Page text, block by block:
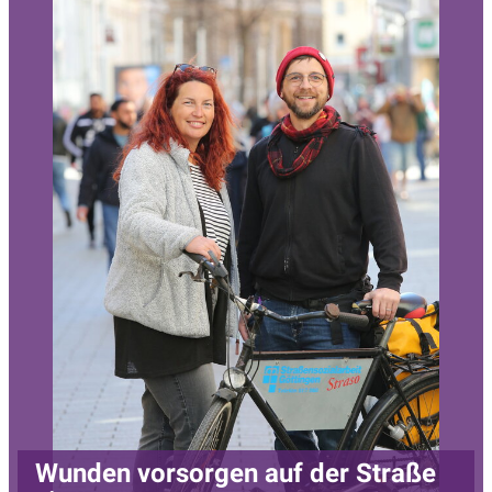
Wunden vorsorgen auf der Straße